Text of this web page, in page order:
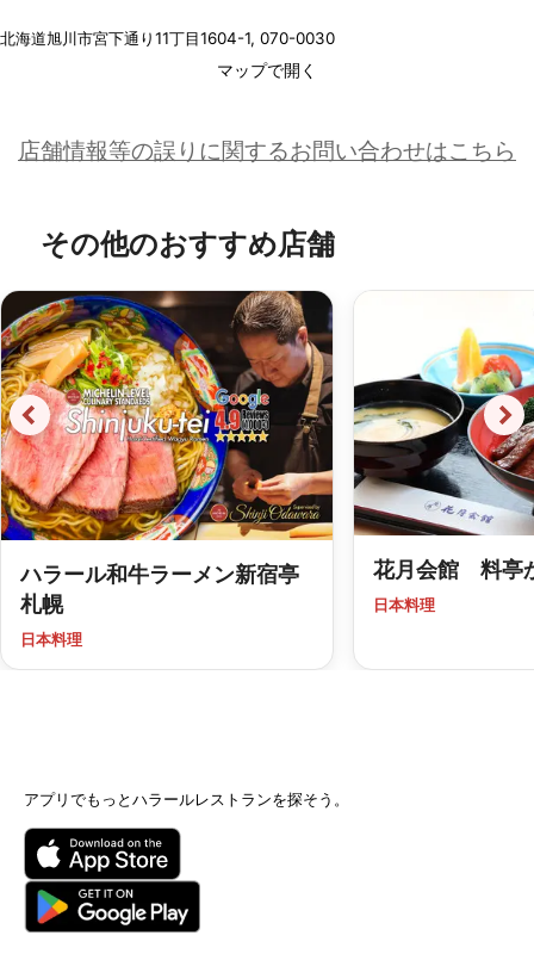
北海道旭川市宮下通り11丁目1604-1, 070-0030
マップで開く
店舗情報等の誤りに関するお問い合わせはこちら
その他のおすすめ店舗
ハラール和牛ラーメン新宿亭
札幌
日本料理
花月会館 料亭
日本料理
アプリでもっとハラールレストランを探そう。